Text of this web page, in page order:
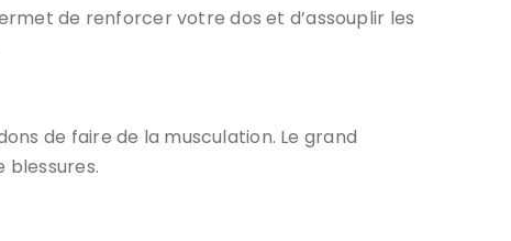
de renforcer votre dos et d’assouplir les
de faire de la musculation. Le grand
blessures.